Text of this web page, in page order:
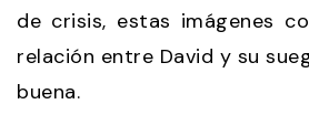
de crisis, estas imágenes
relación entre David y su
buena.